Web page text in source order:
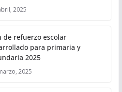
2025
de refuerzo escolar
para primaria y
2025
2025